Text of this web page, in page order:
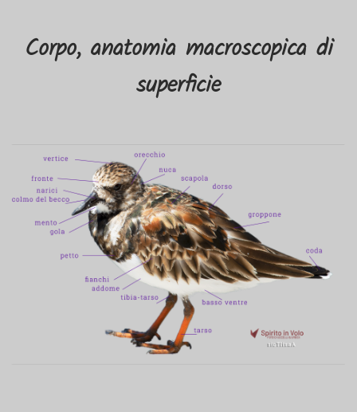
Corpo, anatomia macroscopica di
superficie